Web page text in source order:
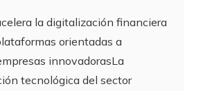
la digitalización financiera
orientadas a
innovadorasLa
tecnológica del sector